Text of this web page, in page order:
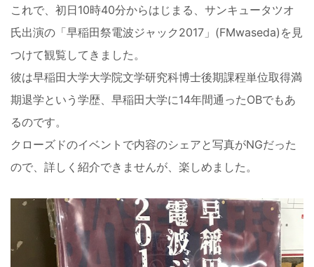
これで、初日10時40分からはじまる、サンキュータツオ
氏出演の「早稲田祭電波ジャック2017」(FMwaseda)を見
つけて観覧してきました。
彼は早稲田大学大学院文学研究科博士後期課程単位取得満
期退学という学歴、早稲田大学に14年間通ったOBでもあ
るのです。
クローズドのイベントで内容のシェアと写真がNGだった
ので、詳しく紹介できませんが、楽しめました。